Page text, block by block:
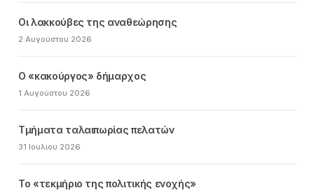
Οι λακκούβες της αναθεώρησης
2 Αυγούστου 2026
Ο «κακούργος» δήμαρχος
1 Αυγούστου 2026
Τμήματα ταλαιπωρίας πελατών
31 Ιουλίου 2026
Το «τεκμήριο της πολιτικής ενοχής»